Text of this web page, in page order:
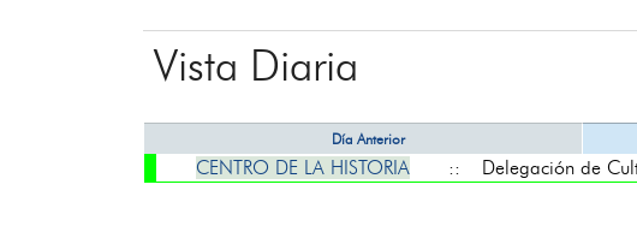
Vista Diaria
Día Anterior
CENTRO DE LA HISTORIA :: Delegación de